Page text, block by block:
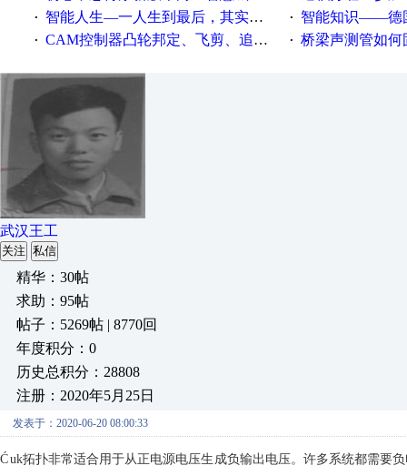
· 智能人生—一人生到最后，其实拼的都是人品 · 智能知识——德国工业崛起
· CAM控制器凸轮邦定、飞剪、追剪等C功能块 · 桥梁声测管如何固
武汉王工
关注 私信
精华：30帖
求助：95帖
帖子：5269帖 | 8770回
年度积分：0
历史总积分：28808
注册：2020年5月25日
发表于：2020-06-20 08:00:33
Ćuk拓扑非常适合用于从正电源电压生成负输出电压。许多系统都需要